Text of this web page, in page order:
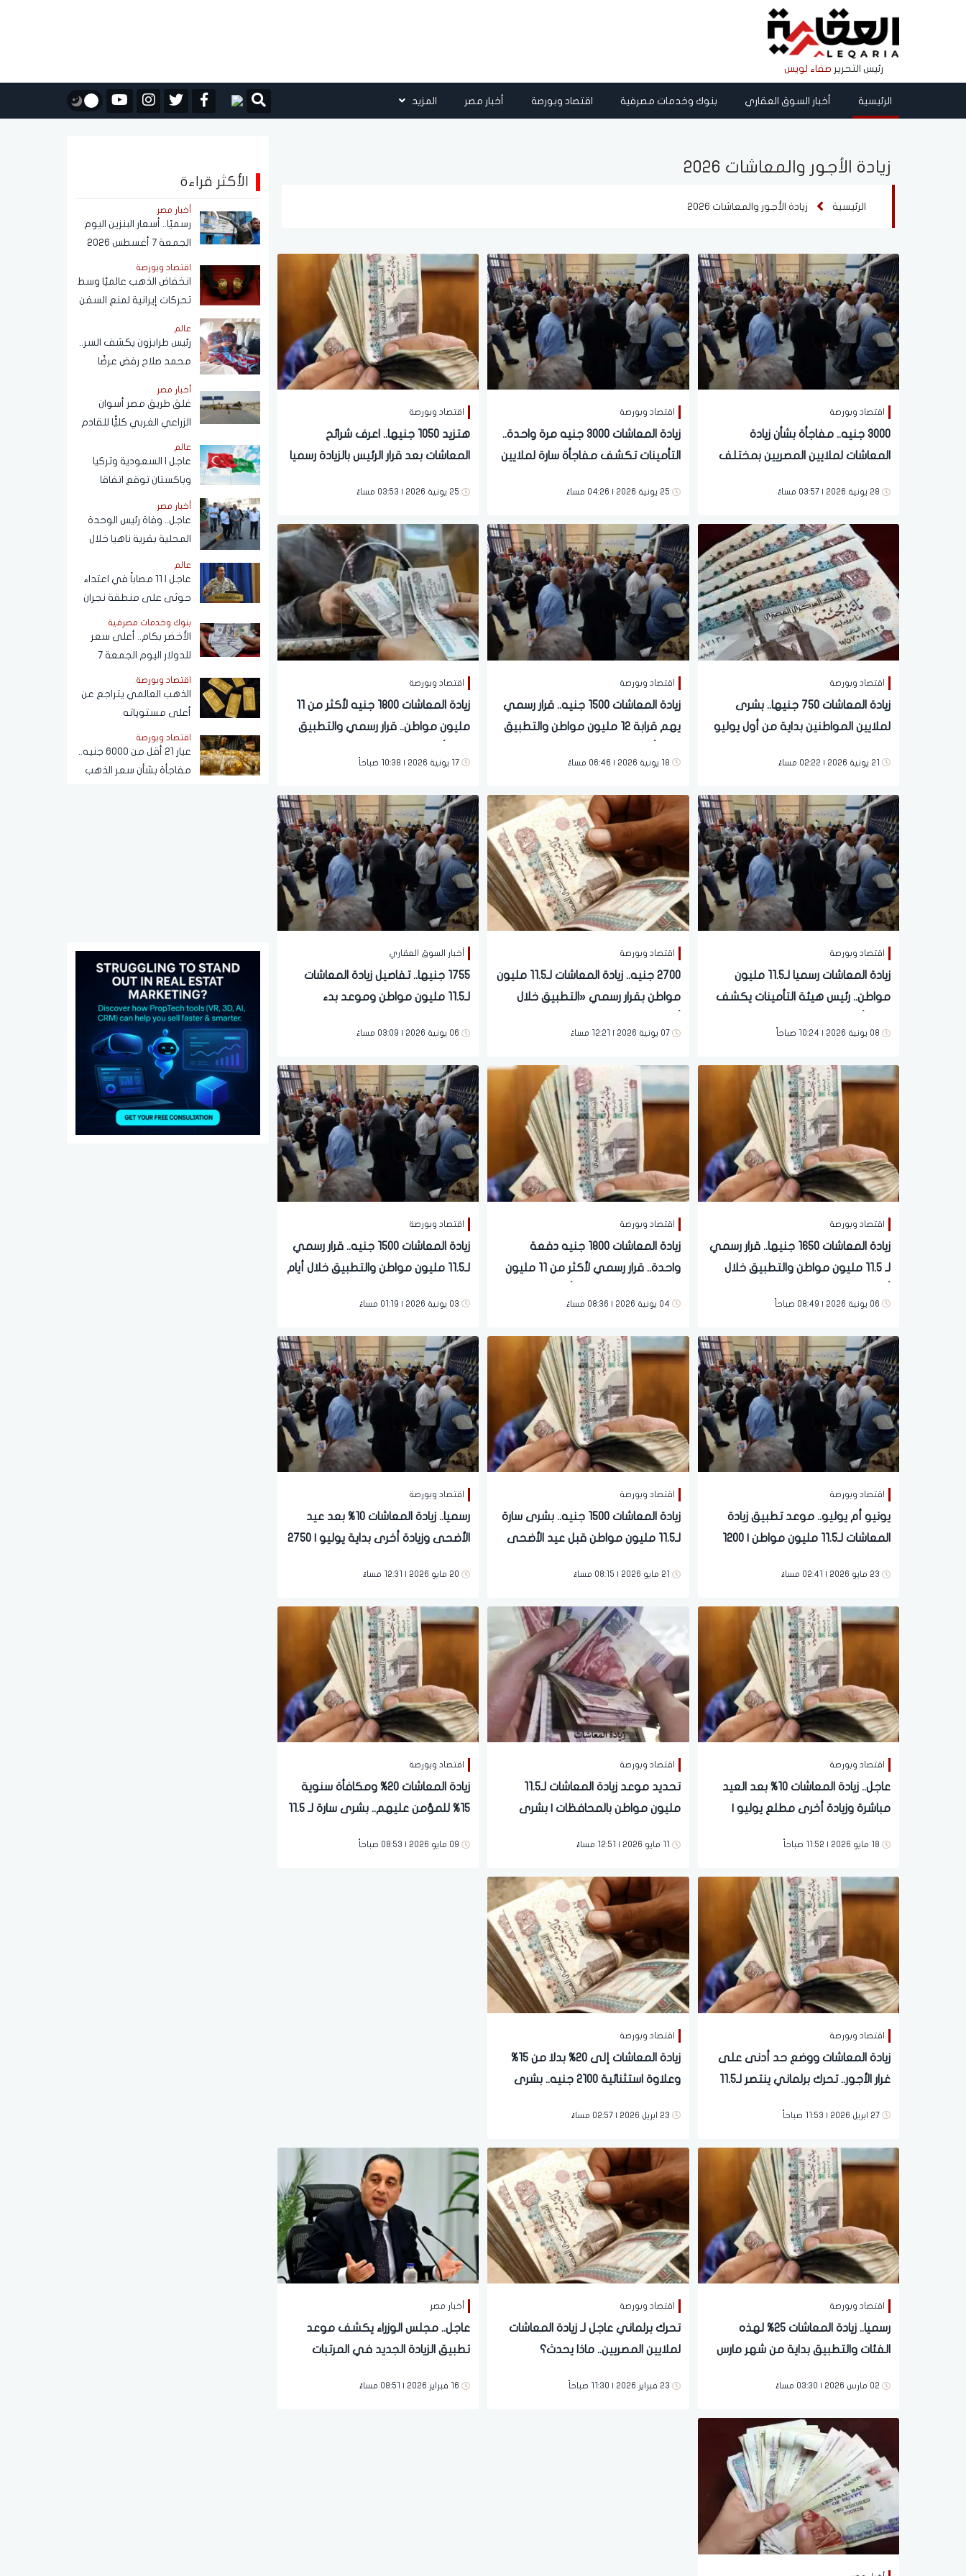
رئيس التحرير صفاء لويس
الرئيسية أخبار السوق العقاري بنوك وخدمات مصرفية اقتصاد وبورصة أخبار مصر المزيد
زيادة الأجور والمعاشات 2026
الرئيسية زيادة الأجور والمعاشات 2026
اقتصاد وبورصة
3000 جنيه.. مفاجأة بشأن زيادة
المعاشات لملايين المصريين بمختلف
28 يونية 2026 | 03:57 مساءً
اقتصاد وبورصة
زيادة المعاشات 3000 جنيه مرة واحدة..
التأمينات تكشف مفاجأة سارة لملايين
25 يونية 2026 | 04:26 مساءً
اقتصاد وبورصة
هتزيد 1050 جنيها.. اعرف شرائح
المعاشات بعد قرار الرئيس بالزيادة رسميا
25 يونية 2026 | 03:53 مساءً
اقتصاد وبورصة
زيادة المعاشات 750 جنيها.. بشرى
لملايين المواطنين بداية من أول يوليو
21 يونية 2026 | 02:22 مساءً
اقتصاد وبورصة
زيادة المعاشات 1500 جنيه.. قرار رسمي
يهم قرابة 12 مليون مواطن والتطبيق
18 يونية 2026 | 06:46 مساءً
اقتصاد وبورصة
زيادة المعاشات 1800 جنيه لأكثر من 11
مليون مواطن.. قرار رسمي والتطبيق
17 يونية 2026 | 10:38 صباحاً
اقتصاد وبورصة
زيادة المعاشات رسميا لـ11.5 مليون
مواطن.. رئيس هيئة التأمينات يكشف
08 يونية 2026 | 10:24 صباحاً
اقتصاد وبورصة
2700 جنيه.. زيادة المعاشات لـ11.5 مليون
مواطن بقرار رسمي «التطبيق خلال
07 يونية 2026 | 12:21 مساءً
أخبار السوق العقاري
1755 جنيها.. تفاصيل زيادة المعاشات
لـ11.5 مليون مواطن وموعد بدء
06 يونية 2026 | 03:09 مساءً
اقتصاد وبورصة
زيادة المعاشات 1650 جنيها.. قرار رسمي
لـ 11.5 مليون مواطن والتطبيق خلال
06 يونية 2026 | 08:49 صباحاً
اقتصاد وبورصة
زيادة المعاشات 1800 جنيه دفعة
واحدة.. قرار رسمي لأكثر من 11 مليون
04 يونية 2026 | 08:36 مساءً
اقتصاد وبورصة
زيادة المعاشات 1500 جنيه.. قرار رسمي
لـ11.5 مليون مواطن والتطبيق خلال أيام
03 يونية 2026 | 01:19 مساءً
اقتصاد وبورصة
يونيو أم يوليو.. موعد تطبيق زيادة
المعاشات لـ11.5 مليون مواطن | 1200
23 مايو 2026 | 02:41 مساءً
اقتصاد وبورصة
زيادة المعاشات 1500 جنيه.. بشرى سارة
لـ11.5 مليون مواطن قبل عيد الأضحى
21 مايو 2026 | 08:15 مساءً
اقتصاد وبورصة
رسميا.. زيادة المعاشات 10% بعد عيد
الأضحى وزيادة أخرى بداية يوليو | 2750
20 مايو 2026 | 12:31 مساءً
اقتصاد وبورصة
عاجل.. زيادة المعاشات 10% بعد العيد
مباشرة وزيادة أخرى مطلع يوليو |
18 مايو 2026 | 11:52 صباحاً
اقتصاد وبورصة
تحديد موعد زيادة المعاشات لـ11.5
مليون مواطن بالمحافظات | بشرى
اقتصاد وبورصة
زيادة المعاشات 20% ومكافأة سنوية
15% للمؤمن عليهم.. بشرى سارة لـ 11.5
09 مايو 2026 | 08:53 صباحاً
اقتصاد وبورصة
زيادة المعاشات ووضع حد أدنى على
غرار الأجور.. تحرك برلماني ينتصر لـ11.5
27 ابريل 2026 | 11:53 صباحاً
اقتصاد وبورصة
زيادة المعاشات إلى 20% بدلا من 15%
وعلاوة استثنائية 2100 جنيه.. بشرى
23 ابريل 2026 | 02:57 مساءً
اقتصاد وبورصة
رسميا.. زيادة المعاشات 25% لهذه
الفئات والتطبيق بداية من شهر مارس
02 مارس 2026 | 03:30 مساءً
اقتصاد وبورصة
تحرك برلماني عاجل لـ زيادة المعاشات
لملايين المصريين.. ماذا يحدث؟
23 فبراير 2026 | 11:30 صباحاً
أخبار مصر
عاجل.. مجلس الوزراء يكشف موعد
تطبيق الزيادة الجديد في المرتبات
16 فبراير 2026 | 08:51 مساءً
الأكثر قراءة
أخبار مصر
رسميًا.. أسعار البنزين اليوم
الجمعة 7 أغسطس 2026
اقتصاد وبورصة
انخفاض الذهب عالميًا وسط
تحركات إيرانية لمنع السفن
مرور هرمز
عالم
رئيس طرابزون يكشف السر..
محمد صلاح رفض عرضًا
أضعاف
أخبار مصر
غلق طريق مصر أسوان
الزراعي الغربي كليًّا للقادم
من ميدان المنيب تجاه
العياط
عالم
عاجل | السعودية وتركيا
وباكستان توقع اتفاقا
للدفاع المشترك في الرياض
أخبار مصر
عاجل.. وفاة رئيس الوحدة
المحلية بقرية ناهيا خلال
عالم
عاجل | 11 مصاباً في اعتداء
حوثى على منطقة نجران
بنوك وخدمات مصرفية
الأخضر بكام.. أعلى سعر
للدولار اليوم الجمعة 7
اقتصاد وبورصة
الذهب العالمي يتراجع عن
أعلى مستوياته
اقتصاد وبورصة
عيار 21 أقل من 6000 جنيه..
مفاجأة بشأن سعر الذهب